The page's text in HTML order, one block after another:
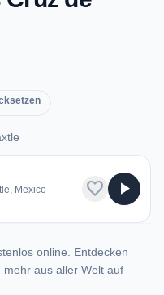
Mexico
favorite play_arrow
online. Entdecken
aus aller Welt auf